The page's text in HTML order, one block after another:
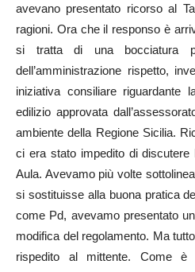
avevano presentato ricorso al
ragioni. Ora che il responso è
si tratta di una bocciatura
dell’amministrazione rispetto,
iniziativa consiliare riguardante
edilizio approvata
ambiente della Regione Sicilia.
ci era stato impedito di discutere
Aula. Avevamo più volte
si sostituisse alla buona pratica
come Pd, avevamo presentato
modifica del regolamento. Ma
rispedito al mittente. Come